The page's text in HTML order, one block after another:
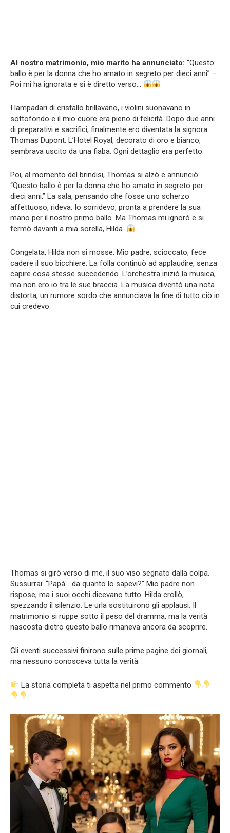
Al nostro matrimonio, mio marito ha annunciato: “Questo
ballo è per la donna che ho amato in segreto per dieci anni” –
Poi mi ha ignorata e si è diretto verso…
I lampadari di cristallo brillavano, i violini suonavano in
sottofondo e il mio cuore era pieno di felicità. Dopo due anni
di preparativi e sacrifici, finalmente ero diventata la signora
Thomas Dupont. L’Hotel Royal, decorato di oro e bianco,
sembrava uscito da una fiaba. Ogni dettaglio era perfetto.
Poi, al momento del brindisi, Thomas si alzò e annunciò:
“Questo ballo è per la donna che ho amato in segreto per
dieci anni.” La sala, pensando che fosse uno scherzo
affettuoso, rideva. Io sorridevo, pronta a prendere la sua
mano per il nostro primo ballo. Ma Thomas mi ignorò e si
fermò davanti a mia sorella, Hilda.
Congelata, Hilda non si mosse. Mio padre, scioccato, fece
cadere il suo bicchiere. La folla continuò ad applaudire, senza
capire cosa stesse succedendo. L’orchestra iniziò la musica,
ma non ero io tra le sue braccia. La musica diventò una nota
distorta, un rumore sordo che annunciava la fine di tutto ciò in
cui credevo.
Thomas si girò verso di me, il suo viso segnato dalla colpa.
Sussurrai: “Papà… da quanto lo sapevi?” Mio padre non
rispose, ma i suoi occhi dicevano tutto. Hilda crollò,
spezzando il silenzio. Le urla sostituirono gli applausi. Il
matrimonio si ruppe sotto il peso del dramma, ma la verità
nascosta dietro questo ballo rimaneva ancora da scoprire.
Gli eventi successivi finirono sulle prime pagine dei giornali,
ma nessuno conosceva tutta la verità.
La storia completa ti aspetta nel primo commento
.